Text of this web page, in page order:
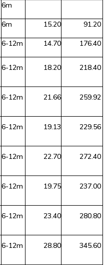
6m
6m 15.20 91.20
6-12m 14.70 176.40
6-12m 18.20 218.40
6-12m 21.66 259.92
6-12m 19.13 229.56
6-12m 22.70 272.40
6-12m 19.75 237.00
6-12m 23.40 280.80
6-12m 28.80 345.60